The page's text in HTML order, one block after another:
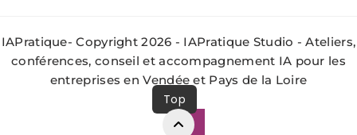
IAPratique- Copyright 2026 - IAPratique Studio - Ateliers,
conférences, conseil et accompagnement IA pour les
entreprises en Vendée et Pays de la Loire
Top